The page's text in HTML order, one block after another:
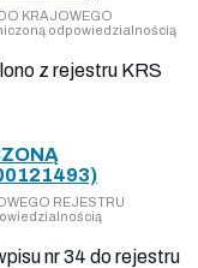
KRAJOWEGO
odpowiedzialnością
z rejestru KRS
REJESTRU
nr 34 do rejestru